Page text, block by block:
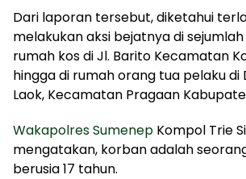
Dari laporan tersebut, diketahui
melakukan aksi bejatnya di sejumlah
rumah kos di Jl. Barito Kecamatan
hingga di rumah orang tua pelaku di
Laok, Kecamatan Pragaan
Wakapolres Sumenep Kompol Trie
mengatakan, korban adalah
berusia 17 tahun.